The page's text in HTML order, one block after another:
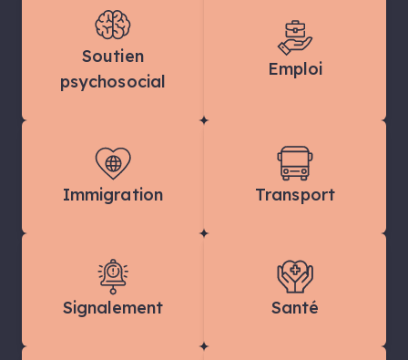
Soutien
psychosocial
Emploi
Immigration Transport
Signalement Santé